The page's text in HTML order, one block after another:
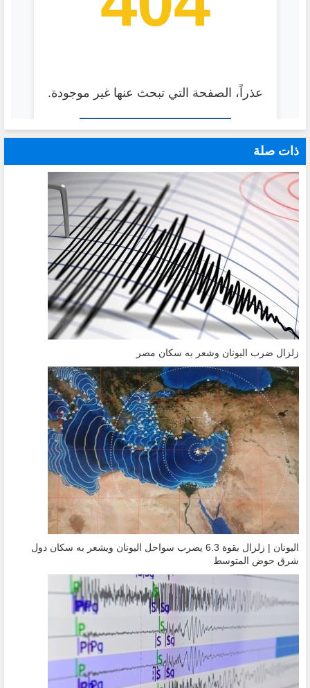
ذات صلة
زلزال ضرب اليونان وشعر به سكان مصر
اليونان | زلزال بقوة 6.3 يضرب سواحل اليونان ويشعر به سكان دول
شرق حوض المتوسط